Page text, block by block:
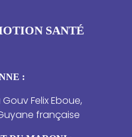
SANTÉ
:
Felix Eboue,
française